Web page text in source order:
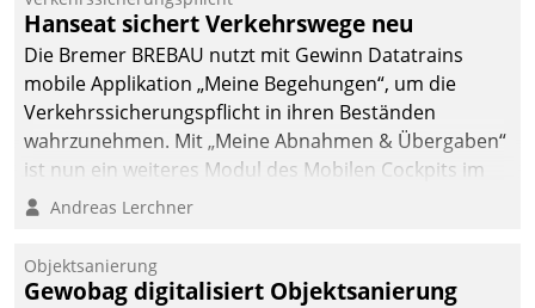
Hanseat sichert Verkehrswege neu
Die Bremer BREBAU nutzt mit Gewinn Datatrains
mobile Applikation „Meine Begehungen“, um die
Verkehrssicherungspflicht in ihren Beständen
wahrzunehmen. Mit „Meine Abnahmen & Übergaben“
ist nun ein weiteres Modul des Mobilen Cockpits im
Einsatz.
Andreas Lerchner
Objektsanierung
Gewobag digitalisiert Objektsanierung